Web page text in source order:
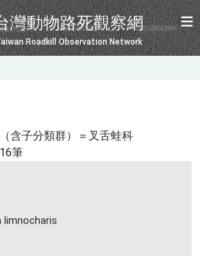
灣動物路死觀察網
Roadkill Observation Network
含子分類群）＝叉舌蛙科
筆
limnocharis